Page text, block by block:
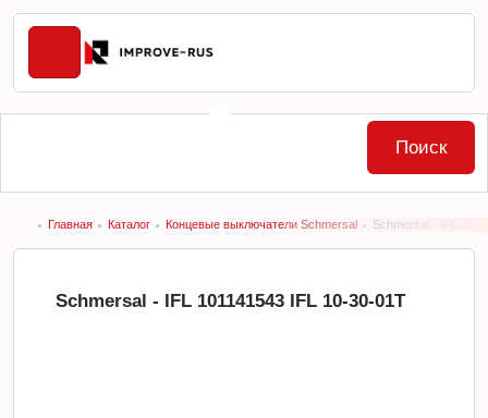
Главная Каталог Концевые выключатели Schmersal Schmersal - IFL
Schmersal - IFL 101141543 IFL 10-30-01T
Поиск